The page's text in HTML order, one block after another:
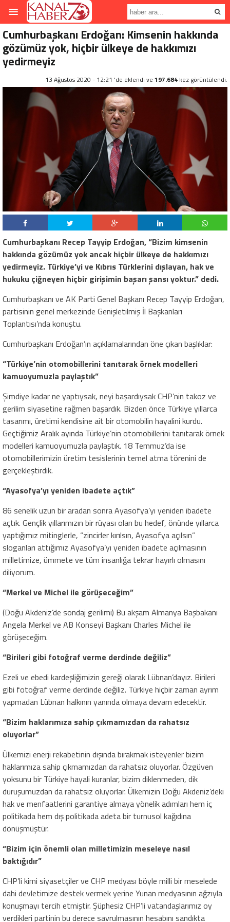
Cumhurbaşkanı Erdoğan: Kimsenin hakkında
gözümüz yok, hiçbir ülkeye de hakkımızı
yedirmeyiz
13 Ağustos 2020 - 12:21 'de eklendi ve 197.684 kez görüntülendi.
Cumhurbaşkanı Recep Tayyip Erdoğan, “Bizim kimsenin
hakkında gözümüz yok ancak hiçbir ülkeye de hakkımızı
yedirmeyiz. Türkiye’yi ve Kıbrıs Türklerini dışlayan, hak ve
hukuku çiğneyen hiçbir girişimin başarı şansı yoktur.” dedi.
Cumhurbaşkanı ve AK Parti Genel Başkanı Recep Tayyip Erdoğan,
partisinin genel merkezinde Genişletilmiş İl Başkanları
Toplantısı’nda konuştu.
Cumhurbaşkanı Erdoğan’ın açıklamalarından öne çıkan başlıklar:
“Türkiye’nin otomobillerini tanıtarak örnek modelleri
kamuoyumuzla paylaştık”
Şimdiye kadar ne yaptıysak, neyi başardıysak CHP’nin takoz ve
gerilim siyasetine rağmen başardık. Bizden önce Türkiye yıllarca
tasarımı, üretimi kendisine ait bir otomobilin hayalini kurdu.
Geçtiğimiz Aralık ayında Türkiye’nin otomobillerini tanıtarak örnek
modelleri kamuoyumuzla paylaştık. 18 Temmuz’da ise
otomobillerimizin üretim tesislerinin temel atma törenini de
gerçekleştirdik.
“Ayasofya’yı yeniden ibadete açtık”
86 senelik uzun bir aradan sonra Ayasofya’yı yeniden ibadete
açtık. Gençlik yıllarımızın bir rüyası olan bu hedef, önünde yıllarca
yaptığımız mitinglerle, “zincirler kırılsın, Ayasofya açılsın”
sloganları attığımız Ayasofya’yı yeniden ibadete açılmasının
milletimize, ümmete ve tüm insanlığa tekrar hayırlı olmasını
diliyorum.
“Merkel ve Michel ile görüşeceğim”
(Doğu Akdeniz’de sondaj gerilimi) Bu akşam Almanya Başbakanı
Angela Merkel ve AB Konseyi Başkanı Charles Michel ile
görüşeceğim.
“Birileri gibi fotoğraf verme derdinde değiliz”
Ezeli ve ebedi kardeşliğimizin gereği olarak Lübnan’dayız. Birileri
gibi fotoğraf verme derdinde değiliz. Türkiye hiçbir zaman ayrım
yapmadan Lübnan halkının yanında olmaya devam edecektir.
“Bizim haklarımıza sahip çıkmamızdan da rahatsız
oluyorlar”
Ülkemizi enerji rekabetinin dışında bırakmak isteyenler bizim
haklarımıza sahip çıkmamızdan da rahatsız oluyorlar. Özgüven
yoksunu bir Türkiye hayali kuranlar, bizim diklenmeden, dik
duruşumuzdan da rahatsız oluyorlar. Ülkemizin Doğu Akdeniz’deki
hak ve menfaatlerini garantiye almaya yönelik adımları hem iç
politikada hem dış politikada adeta bir turnusol kağıdına
dönüşmüştür.
“Bizim için önemli olan milletimizin meseleye nasıl
baktığıdır”
CHP’li kimi siyasetçiler ve CHP medyası böyle milli bir meselede
dahi devletimize destek vermek yerine Yunan medyasının ağzıyla
konuşmayı tercih etmiştir. Şüphesiz CHP’li vatandaşlarımız oy
verdikleri partinin bu derece savrulmasının hesabını sandıkta